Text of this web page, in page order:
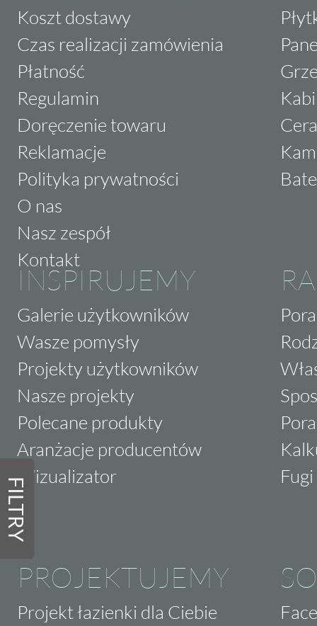
FILTRY
Koszt dostawy
Czas realizacji zamówienia
Płatność
Regulamin
Doręczenie towaru
Reklamacje
Polityka prywatności
O nas
Nasz zespół
Kontakt
INSPIRUJEMY
Galerie użytkowników
Wasze pomysły
Projekty użytkowników
Nasze projekty
Polecane produkty
Aranżacje producentów
Wizualizator
PROJEKTUJEMY
Projekt łazienki dla Ciebie